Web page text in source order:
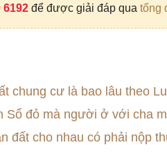
6192để được giải đáp qua tổng
chung cư là bao lâu theo
Sổ đỏ mà người ở với cha
đất cho nhau có phải nộp